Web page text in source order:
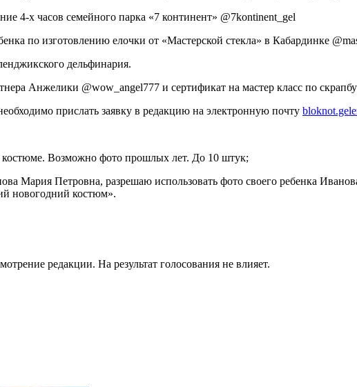
4-х часов семейного парка «7 континент» @7kontinent_gel
по изготовлению елочки от «Мастерской стекла» в Кабардинке
дельфинария.
Анжелики @wow_angel777 и сертификат на мастер класс по
прислать заявку в редакцию на электронную почту
Возможно фото прошлых лет. До 10 штук;
Мария Петровна, разрешаю использовать фото своего ребенка
новогодний костюм».
редакции. На результат голосования не влияет.